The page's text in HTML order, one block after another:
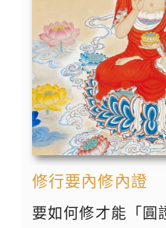
修行要內修內證
要如何修才能「圓